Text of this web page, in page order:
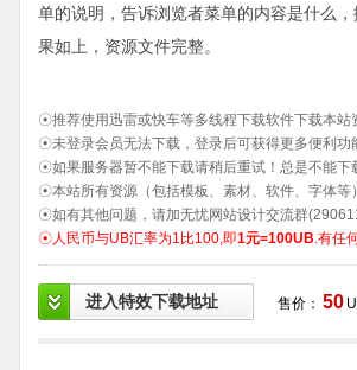
单的说明，告诉浏览者菜单的内容是什么
果如上，资源文件完整。
☉推荐使用迅雷或快车等多线程下载软件下载本站
☉未登录会员无法下载，登录后可获得更多便利功
☉如果服务器暂不能下载请稍后重试！总是不能下
☉本站所有资源（包括模板、素材、软件、字体等
☉如有其他问题，请加无忧网站设计交流群
☉人民币与UB汇率为1比100,即1元=100UB.有任
进入特效下载地址 售价： 50